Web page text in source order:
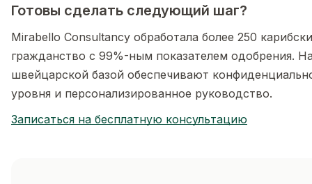
Готовы сделать следующий шаг?
Mirabello Consultancy обработала более 250
гражданство с 99%-ным показателем одобрения.
швейцарской базой обеспечивают
уровня и персонализированное руководство.
Записаться на бесплатную консультацию